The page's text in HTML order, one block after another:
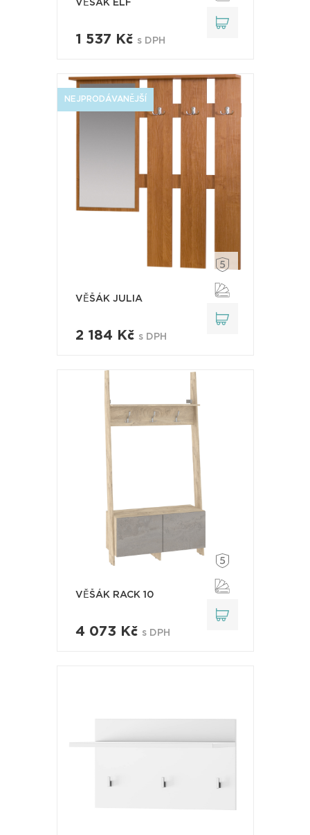
VĚŠÁK ELF
1 537 Kč s DPH
VĚŠÁK JULIA
2 184 Kč s DPH
NEJPRODÁVANĚJŠÍ
VĚŠÁK RACK 10
4 073 Kč s DPH